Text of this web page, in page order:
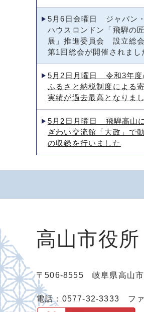
5月6日金曜日 ジャパン・
ハウスロンドン「飛騨の匠
展」推進委員会 設立総会
第1回総会が開催されまし
5月2日月曜日 令和3年度
ふるさと納税制度による
実績が過去最高となりま
5月2日月曜日 飛騨高山に
ぎわい交流館「大政」で
の収録を行いました
高山市役所
〒506-8555 岐阜県高山
電話：0577-32-3333 フ